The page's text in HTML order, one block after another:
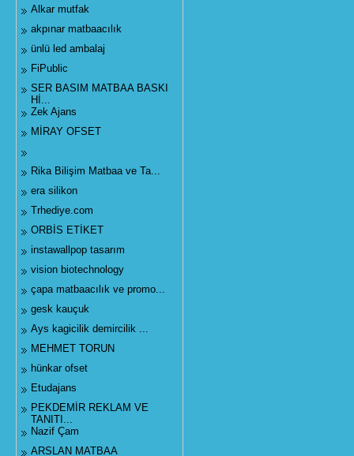
Alkar mutfak
akpınar matbaacılık
ünlü led ambalaj
FiPublic
SER BASIM MATBAA BASKI
Hİ...
Zek Ajans
MİRAY OFSET
Rika Bilişim Matbaa ve Ta...
era silikon
Trhediye.com
ORBİS ETİKET
instawallpop tasarım
vision biotechnology
çapa matbaacılık ve promo...
gesk kauçuk
Ays kagicilik demircilik ...
MEHMET TORUN
hünkar ofset
Etudajans
PEKDEMİR REKLAM VE
TANITI...
Nazif Çam
ARSLAN MATBAA